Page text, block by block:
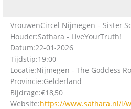
VrouwenCircel Nijmegen – Sister
Houder:Sathara - LiveYourTruth!
Datum:22-01-2026
Tijdstip:19:00
Locatie:Nijmegen - The Goddess
Provincie:Gelderland
Bijdrage:€18,50
Website:https://www.sathara.nl/i/